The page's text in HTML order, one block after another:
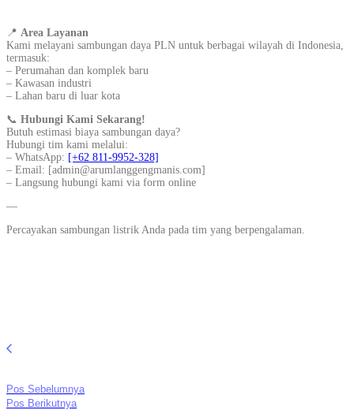
📍 Area Layanan
Kami melayani sambungan daya PLN untuk berbagai wilayah di Indonesia,
termasuk:
– Perumahan dan komplek baru
– Kawasan industri
– Lahan baru di luar kota
📞 Hubungi Kami Sekarang!
Butuh estimasi biaya sambungan daya?
Hubungi tim kami melalui:
– WhatsApp: [+62 811-9952-328]
– Email: [admin@arumlanggengmanis.com]
– Langsung hubungi kami via form online
—
Percayakan sambungan listrik Anda pada tim yang berpengalaman.
Pos Sebelumnya
Pos Berikutnya